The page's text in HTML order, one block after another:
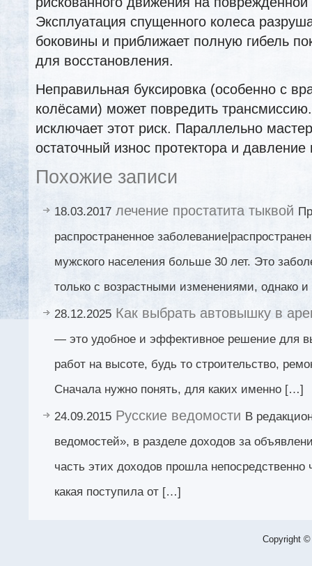
Эксплуатация спущенного колеса
боковины и приближает полную гибель
для восстановления.
Неправильная буксировка (особенно с
колёсами) может повредить
исключает этот риск. Параллельно
остаточный износ протектора и давление
Похожие записи
18.03.2017 лечение простатита тыквой
распространенное
мужского населения больше 30 лет. Это
только с возрастными изменениями, однако
28.12.2025 Как выбрать автовышку в
— это удобное и эффективное решение для
работ на высоте, будь то строительство,
Сначала нужно понять, для каких именно […]
24.09.2015 Русские ведомости В
ведомостей», в разделе доходов за
часть этих доходов прошла непосредственно
какая поступила от […]
Copyright ©